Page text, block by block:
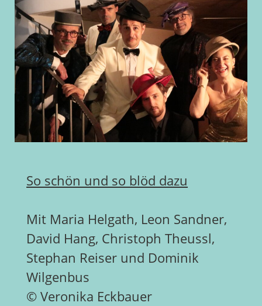
So schön und so blöd dazu
Mit Maria Helgath, Leon Sandner,
David Hang, Christoph Theussl,
Stephan Reiser und Dominik
Wilgenbus
© Veronika Eckbauer